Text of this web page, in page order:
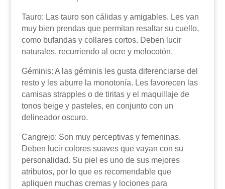
Tauro: Las tauro son cálidas y amigables. Les van
muy bien prendas que permitan resaltar su cuello,
como bufandas y collares cortos. Deben lucir
naturales, recurriendo al ocre y melocotón.
Géminis: A las géminis les gusta diferenciarse del
resto y les aburre la monotonía. Les favorecen las
camisas strapples o de tiritas y el maquillaje de
tonos beige y pasteles, en conjunto con un
delineador oscuro.
Cangrejo: Son muy perceptivas y femeninas.
Deben lucir colores suaves que vayan con su
personalidad. Su piel es uno de sus mejores
atributos, por lo que es recomendable que
apliquen muchas cremas y lociones para